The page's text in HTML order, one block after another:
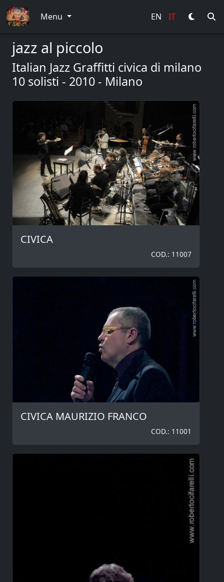
Menu EN IT
jazz al piccolo
Italian Jazz Graffitti civica di milano
10 solisti - 2010 - Milano
CIVICA
COD.: 11007
CIVICA MAURIZIO FRANCO
COD.: 11001